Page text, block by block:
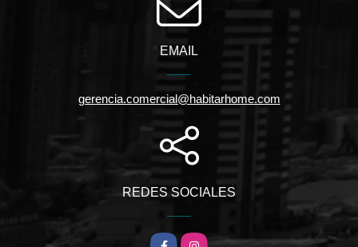
EMAIL
gerencia.comercial@habitarhome.com
REDES SOCIALES
FacebookInstagram